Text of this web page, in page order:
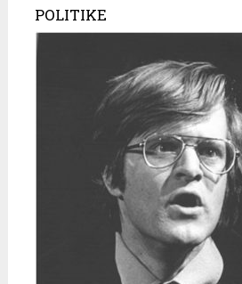
POLITIKE